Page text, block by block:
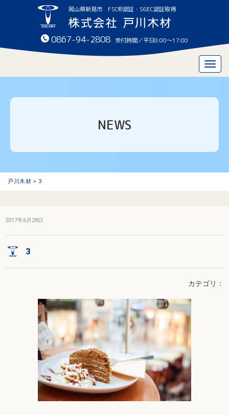
岡山県新見市 FSC®認証・SGEC認証取得
0867-94-2808 受付時間／平日8:00〜17:00
NEWS
戸川木材 > 3
2017年6月28日
3
カテゴリ：